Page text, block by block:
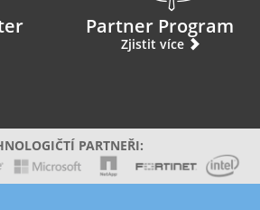
Partner Program
Zjistit více
PARTNEŘI: